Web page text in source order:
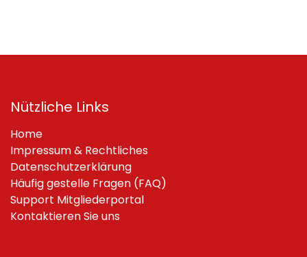
Nützliche Links
Home
Impressum & Rechtliches
Datenschutzerklärung
Häufig gestelle Fragen (FAQ)
Support Mitgliederportal
Kontaktieren Sie uns